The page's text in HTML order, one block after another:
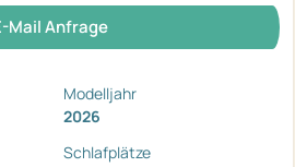
Mail Anfrage
Modelljahr
2026
Schlafplätze